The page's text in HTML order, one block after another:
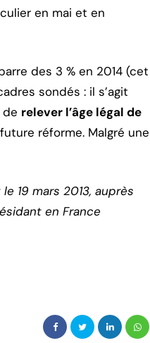
en mai et en
des 3 % en 2014 (cet
sondés : il s’agit
de relever l’âge légal de
réforme. Malgré une
19 mars 2013, auprès
en France